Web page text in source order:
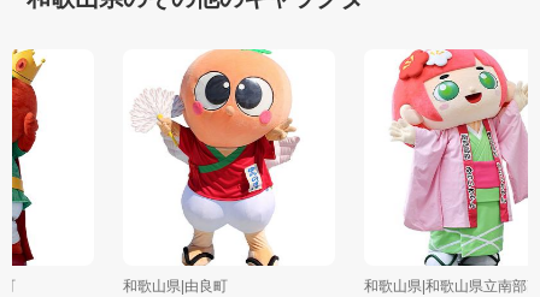
和歌山県|由良町
和歌山県|和歌山県立南部